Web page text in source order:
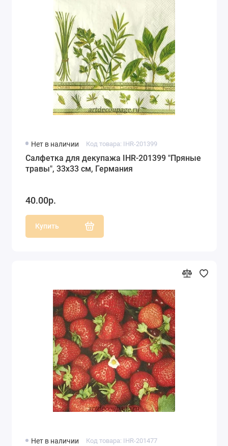
Нет в наличии Код товара: IHR-201399
Салфетка для декупажа IHR-201399 "Пряные
травы", 33х33 см, Германия
40.00р.
Купить
Нет в наличии Код товара: IHR-201477